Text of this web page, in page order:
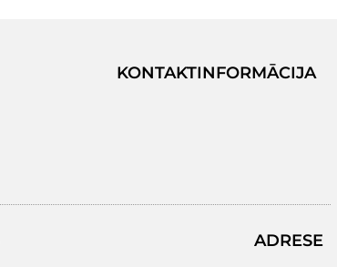
KONTAKTINFORMĀCIJA
ADRESE